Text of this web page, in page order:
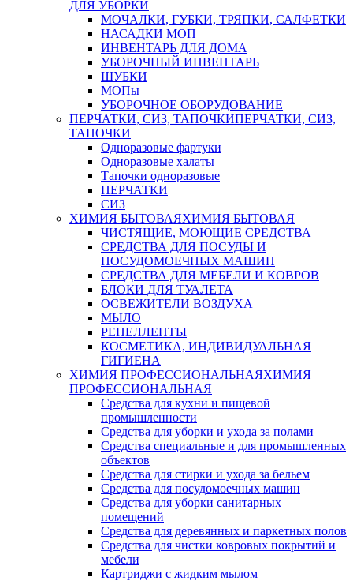
ДЛЯ УБОРКИ
МОЧАЛКИ, ГУБКИ, ТРЯПКИ, САЛФЕТКИ
НАСАДКИ МОП
ИНВЕНТАРЬ ДЛЯ ДОМА
УБОРОЧНЫЙ ИНВЕНТАРЬ
ШУБКИ
МОПы
УБОРОЧНОЕ ОБОРУДОВАНИЕ
ПЕРЧАТКИ, СИЗ, ТАПОЧКИПЕРЧАТКИ, СИЗ,
ТАПОЧКИ
Одноразовые фартуки
Одноразовые халаты
Тапочки одноразовые
ПЕРЧАТКИ
СИЗ
ХИМИЯ БЫТОВАЯХИМИЯ БЫТОВАЯ
ЧИСТЯЩИЕ, МОЮЩИЕ СРЕДСТВА
СРЕДСТВА ДЛЯ ПОСУДЫ И
ПОСУДОМОЕЧНЫХ МАШИН
СРЕДСТВА ДЛЯ МЕБЕЛИ И КОВРОВ
БЛОКИ ДЛЯ ТУАЛЕТА
ОСВЕЖИТЕЛИ ВОЗДУХА
МЫЛО
РЕПЕЛЛЕНТЫ
КОСМЕТИКА, ИНДИВИДУАЛЬНАЯ
ГИГИЕНА
ХИМИЯ ПРОФЕССИОНАЛЬНАЯХИМИЯ
ПРОФЕССИОНАЛЬНАЯ
Средства для кухни и пищевой
промышленности
Средства для уборки и ухода за полами
Средства специальные и для промышленных
объектов
Средства для стирки и ухода за бельем
Средства для посудомоечных машин
Средства для уборки санитарных
помещений
Средства для деревянных и паркетных полов
Средства для чистки ковровых покрытий и
мебели
Картриджи с жидким мылом